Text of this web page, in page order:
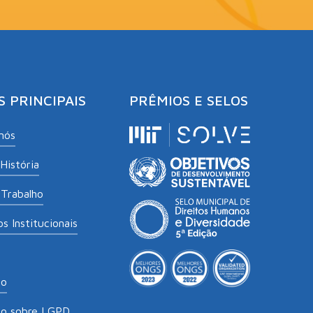
PRINCIPAIS
Institucionais
PRÊMIOS E SELOS